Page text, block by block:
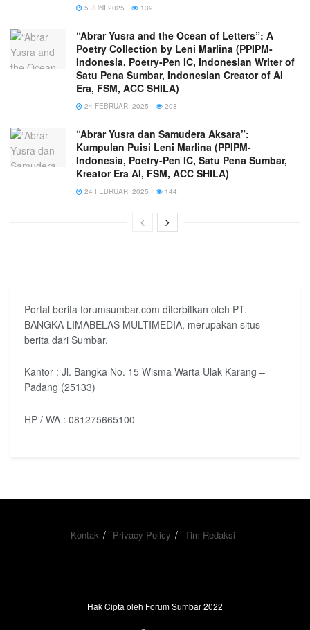
5 JUNI 2025 139
“Abrar Yusra and the Ocean of Letters”: A
Poetry Collection by Leni Marlina (PPIPM-
Indonesia, Poetry-Pen IC, Indonesian Writer of
Satu Pena Sumbar, Indonesian Creator of AI
Era, FSM, ACC SHILA)
24 FEBRUARI 2025 208
“Abrar Yusra dan Samudera Aksara”:
Kumpulan Puisi Leni Marlina (PPIPM-
Indonesia, Poetry-Pen IC, Satu Pena Sumbar,
Kreator Era AI, FSM, ACC SHILA)
24 FEBRUARI 2025 144
Portal berita forumsumbar.com diterbitkan oleh PT.
BANGKA LIMABELAS MULTIMEDIA, merupakan situs
berita dari Sumbar.
Kantor : Jl. Bangka No. 15 Wisma Warta Ulak Karang –
Padang (25133)
HP / WA : 081275665100
Kontak Privacy Policy Tim Redaksi
Hak Cipta oleh Forum Sumbar 2022